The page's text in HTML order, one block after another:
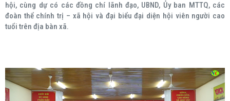
hội, cùng dự có các đồng chí lãnh đạo, UBND, Ủy ban MTTQ, các
đoàn thể chính trị – xã hội và đại biểu đại diện hội viên người cao
tuổi trên địa bàn xã.